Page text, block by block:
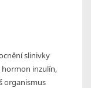
slinivky
hormon inzulín,
organismus